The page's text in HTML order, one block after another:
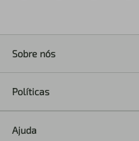
Sobre nós
Políticas
Ajuda